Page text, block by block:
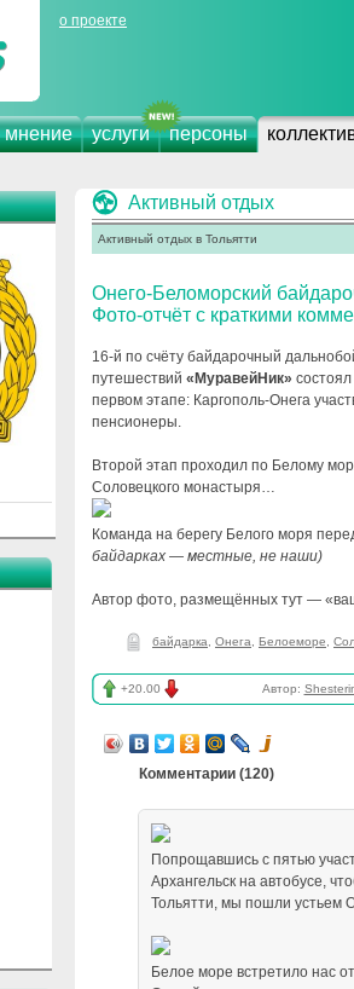
о проекте
мнение услуги персоны
Активный отдых
Активный отдых в Тольятти
Онего-Беломорский
Фото-отчёт с краткими
16-й по счёту байдарочный
путешествий «МуравейНик»
первом этапе: Каргополь-Онега
пенсионеры.
Второй этап проходил по Белому
Соловецкого монастыря…
Команда на берегу Белого моря
байдарках — местные, не наши)
Автор фото, размещённых тут —
байдарка Онега Белоеморе
+20.00 Автор:
Комментарии (120)
Попрощавшись с пятью
Архангельск на автобусе,
Тольятти, мы пошли устьем
Белое море встретило нас